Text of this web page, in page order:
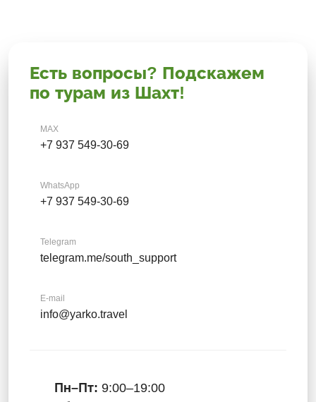
Есть вопросы? Подскажем
по турам из Шахт!
MAX
+7 937 549-30-69
WhatsApp
+7 937 549-30-69
Telegram
telegram.me/south_support
E-mail
info@yarko.travel
Пн–Пт: 9:00–19:00